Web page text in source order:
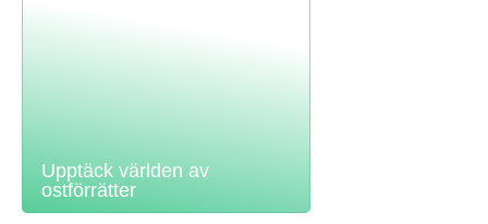
Upptäck världen av
ostförrätter